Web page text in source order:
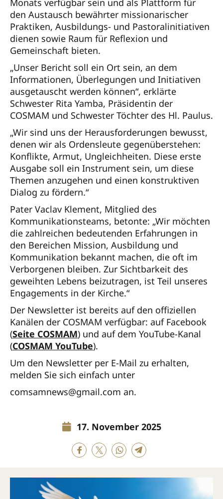
Monats verfügbar sein und als Plattform für
den Austausch bewährter missionarischer
Praktiken, Ausbildungs- und Pastoralinitiativen
dienen sowie Raum für Reflexion und
Gemeinschaft bieten.
„Unser Bericht soll ein Ort sein, an dem
Informationen, Überlegungen und Initiativen
ausgetauscht werden können“, erklärte
Schwester Rita Yamba, Präsidentin der
COSMAM und Schwester Töchter des Hl. Paulus.
„Wir sind uns der Herausforderungen bewusst,
denen wir als Ordensleute gegenüberstehen:
Konflikte, Armut, Ungleichheiten. Diese erste
Ausgabe soll ein Instrument sein, um diese
Themen anzugehen und einen konstruktiven
Dialog zu fördern.“
Pater Vaclav Klement, Mitglied des
Kommunikationsteams, betonte: „Wir möchten
die zahlreichen bedeutenden Erfahrungen in
den Bereichen Mission, Ausbildung und
Kommunikation bekannt machen, die oft im
Verborgenen bleiben. Zur Sichtbarkeit des
geweihten Lebens beizutragen, ist Teil unseres
Engagements in der Kirche.“
Der Newsletter ist bereits auf den offiziellen
Kanälen der COSMAM verfügbar: auf Facebook
(Seite COSMAM) und auf dem YouTube-Kanal
(COSMAM YouTube).
Um den Newsletter per E-Mail zu erhalten,
melden Sie sich einfach unter
comsamnews@gmail.com an.
17. November 2025